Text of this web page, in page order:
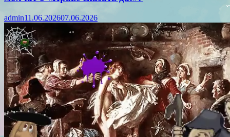
admin11.06.202607.06.2026